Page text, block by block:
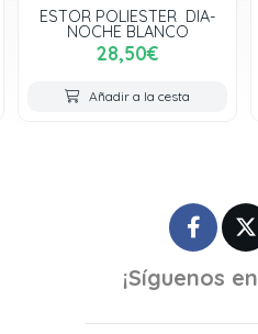
ESTOR POLIESTER DIA-
NOCHE BLANCO
28,50€
Añadir a la cesta
¡Síguenos